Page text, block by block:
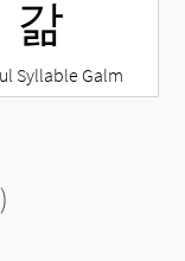
갊
Syllable Galm